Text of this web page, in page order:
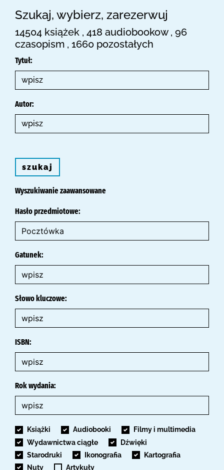
Szukaj, wybierz, zarezerwuj
14504 książek , 418 audiobookow , 96
czasopism , 1660 pozostałych
Tytuł:
Autor:
szukaj
Wyszukiwanie zaawansowane
Hasło przedmiotowe:
Gatunek:
Słowo kluczowe:
ISBN:
Rok wydania:
Książki Audiobooki
Filmy i multimedia
Wydawnictwa ciągłe
Dźwięki
Starodruki
Ikonografia
Kartografia
Nuty
Artykuły